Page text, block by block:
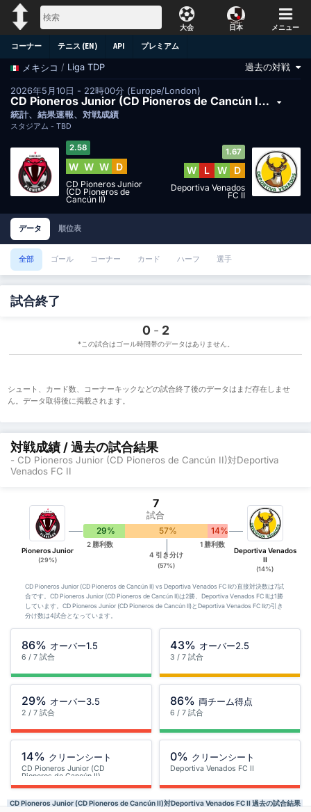
大会 日本 メニュー
コーナー テニス (EN) API プレミアム
メキシコ / Liga TDP 過去の対戦
2026年5月10日 - 22時00分 (Europe/London)
CD Pioneros Junior (CD Pioneros de Cancún II)対Deportiva Venados FC II
統計、結果速報、対戦成績
スタジアム - TBD
2.58
W W W D
CD Pioneros Junior
(CD Pioneros de
Cancún II)
1.67
W L W D
Deportiva Venados
FC II
データ 順位表
全部 ゴール コーナー カード ハーフ 選手
試合終了
0 - 2
*この試合はゴール時間帯のデータはありません。
シュート、カード数、コーナーキックなどの試合終了後のデータはまだ存在しませ
ん。データ取得後に掲載されます。
対戦成績 / 過去の試合結果
- CD Pioneros Junior (CD Pioneros de Cancún II)対Deportiva
Venados FC II
Pioneros Junior
(29%)
7
試合
29% 57% 14%
2 勝利数
4 引き分け
(57%)
1 勝利数
Deportiva Venados
II
(14%)
CD Pioneros Junior (CD Pioneros de Cancún II) vs Deportiva Venados FC IIの直接対決数は7試
合です。CD Pioneros Junior (CD Pioneros de Cancún II)は2勝、Deportiva Venados FC IIは1勝
しています。CD Pioneros Junior (CD Pioneros de Cancún II)とDeportiva Venados FC IIの引き
分け数は4試合となっています。
86% オーバー1.5
6 / 7 試合
43% オーバー2.5
3 / 7 試合
29% オーバー3.5
2 / 7 試合
86% 両チーム得点
6 / 7 試合
14% クリーンシート
CD Pioneros Junior (CD
Pioneros de Cancún II)
0% クリーンシート
Deportiva Venados FC II
CD Pioneros Junior (CD Pioneros de Cancún II)対Deportiva Venados FC II 過去の試合結果